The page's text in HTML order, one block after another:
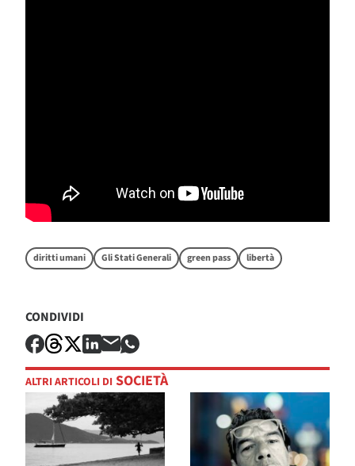
diritti umani Gli Stati Generali green pass libertà
CONDIVIDI
ALTRI ARTICOLI DI SOCIETÀ